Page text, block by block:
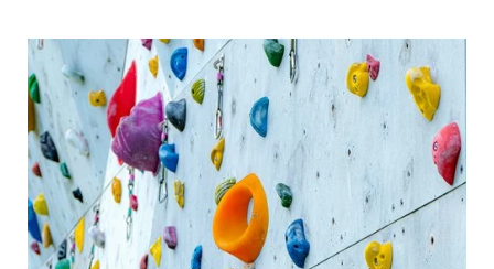
Smart Hotel > Sommer> Familiensommer